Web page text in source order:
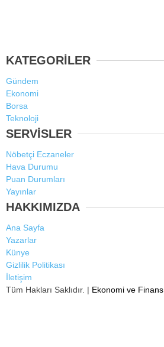
KATEGORİLER
Gündem
Ekonomi
Borsa
Teknoloji
SERVİSLER
Nöbetçi Eczaneler
Hava Durumu
Puan Durumları
Yayınlar
HAKKIMIZDA
Ana Sayfa
Yazarlar
Künye
Gizlilik Politikası
İletişim
Tüm Hakları Saklıdır. | Ekonomi ve Finans